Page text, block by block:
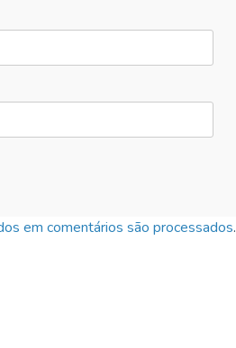
em comentários são processados.